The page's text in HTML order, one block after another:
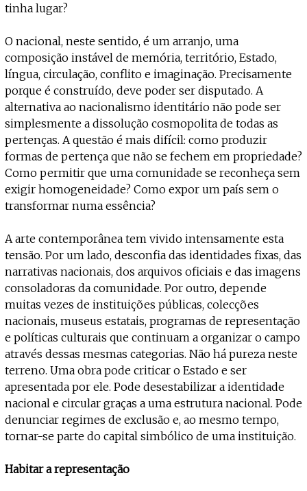
tinha lugar?
O nacional, neste sentido, é um arranjo, uma
composição instável de memória, território, Estado,
língua, circulação, conflito e imaginação. Precisamente
porque é construído, deve poder ser disputado. A
alternativa ao nacionalismo identitário não pode ser
simplesmente a dissolução cosmopolita de todas as
pertenças. A questão é mais difícil: como produzir
formas de pertença que não se fechem em propriedade?
Como permitir que uma comunidade se reconheça sem
exigir homogeneidade? Como expor um país sem o
transformar numa essência?
A arte contemporânea tem vivido intensamente esta
tensão. Por um lado, desconfia das identidades fixas, das
narrativas nacionais, dos arquivos oficiais e das imagens
consoladoras da comunidade. Por outro, depende
muitas vezes de instituições públicas, colecções
nacionais, museus estatais, programas de representação
e políticas culturais que continuam a organizar o campo
através dessas mesmas categorias. Não há pureza neste
terreno. Uma obra pode criticar o Estado e ser
apresentada por ele. Pode desestabilizar a identidade
nacional e circular graças a uma estrutura nacional. Pode
denunciar regimes de exclusão e, ao mesmo tempo,
tornar-se parte do capital simbólico de uma instituição.
Habitar a representação